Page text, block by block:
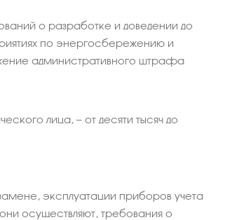
о разработке и доведении до
по энергосбережению и
административного штрафа
лица, — от десяти тысяч до
эксплуатации приборов учета
осуществляют, требования о